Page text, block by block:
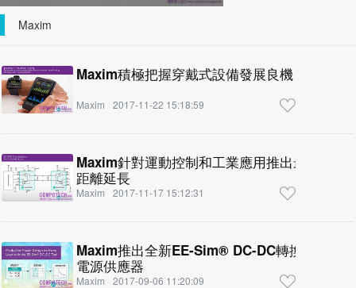
DiskStation neo+ 系列，以低入手門
Maxim
Maxim積極把握穿戴式設備發展良機，有力支
Maxim 2017-11-22 15:18:59
Maxim針對運動控制和工業應用推出最新收發
距離延長
Maxim 2017-11-17 15:12:31
Maxim推出全新EE-Sim® DC-DC轉換器工具
電源供應器
Maxim 2017-09-06 11:20:09